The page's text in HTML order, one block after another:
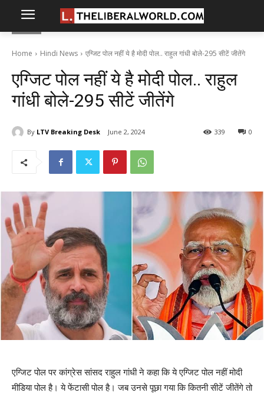
Home Hindi News एग्जिट पोल नहीं ये है मोदी पोल.. राहुल गांधी बोले-295 सीटें जीतेंगे
एग्जिट पोल नहीं ये है मोदी पोल.. राहुल
गांधी बोले-295 सीटें जीतेंगे
By LTV Breaking Desk June 2, 2024 0
339
एग्जिट पोल पर कांग्रेस सांसद राहुल गांधी ने कहा कि ये एग्जिट पोल नहीं मोदी
मीडिया पोल है। ये फेंटासी पोल है। जब उनसे पूछा गया कि कितनी सीटें जीतेंगे तो